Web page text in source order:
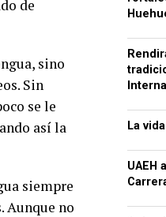
de
sino
Sin
se le
así la
siempre
Aunque no
La
UAEH